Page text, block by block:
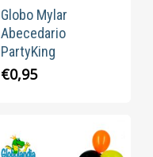
Globo Mylar
Abecedario
PartyKing
€0,95